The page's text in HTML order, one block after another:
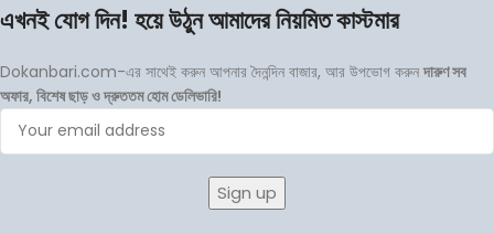
এখনই যোগ দিন! হয়ে উঠুন আমাদের নিয়মিত কাস্টমার
Dokanbari.com-এর সাথেই করুন আপনার দৈনন্দিন বাজার, আর উপভোগ করুনদারুণ সব
অফার, বিশেষ ছাড় ও দ্রুততম হোম ডেলিভারি!